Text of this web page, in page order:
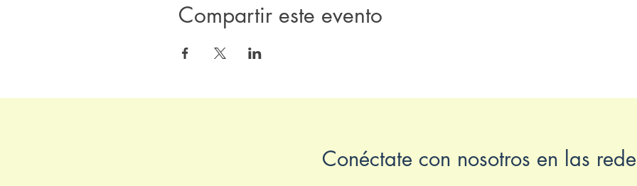
Compartir este evento
Conéctate con nosotros en las